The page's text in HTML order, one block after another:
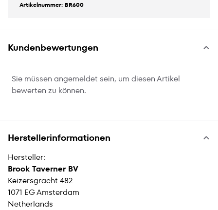
Artikelnummer: BR600
Kundenbewertungen
Sie müssen angemeldet sein, um diesen Artikel
bewerten zu können.
Herstellerinformationen
Hersteller:
Brook Taverner BV
Keizersgracht 482
1071 EG Amsterdam
Netherlands